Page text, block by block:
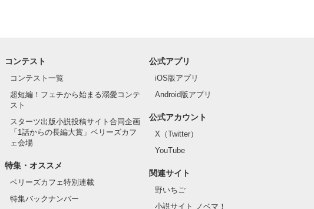
コンテスト
コンテスト一覧
超短編！フェチから始まる溺愛コンテ
スト
スターツ出版小説投稿サイト合同企画
「1話からの長編大賞」ベリーズカフ
ェ会場
特集・オススメ
ベリーズカフェ特別連載
特集バックナンバー
公式アプリ
iOS版アプリ
Android版アプリ
公式アカウント
X（Twitter）
YouTube
関連サイト
野いちご
小説サイト ノベマ！